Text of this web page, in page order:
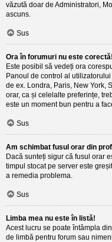
văzută doar de Administratori,
ascuns.
Sus
Ora în forumuri nu este corectă!
Este posibil să vedeți ora
Panoul de control al
de ex. Londra, Paris, New York,
orar, ca și celelalte preferințe,
este un moment bun pentru a
Sus
Am schimbat fusul orar din
Dacă sunteți sigur că fusul orar
timpul stocat pe server este
a remedia problema.
Sus
Limba mea nu este în listă!
Acest lucru se poate întâmpla
de limbă pentru forum sau